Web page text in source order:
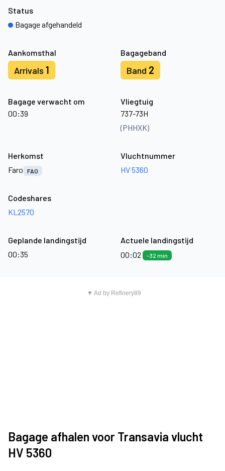
Aankomsthal
Arrivals 1
Bagageband
Band 2
Bagage verwacht om
00:39
Vliegtuig
737-73H
(PHHXK)
Status
Bagage afgehandeld
Herkomst
Faro
FAO
Vluchtnummer
HV 5360
Codeshares
KL2570
Geplande landingstijd
00:35
Actuele landingstijd
00:02
-32 min
▼ Ad by Refinery89
Bagage afhalen voor Transavia vlucht
HV 5360